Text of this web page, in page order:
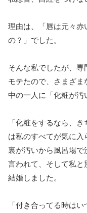
理由は、「唇は元々赤
の？」でした。
そんな私でしたが、
モテたので、さまざ
中の一人に「化粧が汚
「化粧をするなら、
は私のすべてが気に
裏が汚いから風呂場
言われて、そして私と
結婚しました。
「付き合ってる時は